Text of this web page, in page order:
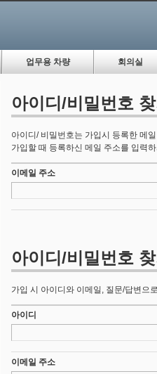
업무용 차량 회의실
아이디/비밀번호
아이디/ 비밀번호는 가입시 등록한 메
가입할 때 등록하신 메일 주소를 입력
이메일 주소
아이디/비밀번호
가입 시 아이디와 이메일, 질문/답변으
아이디
이메일 주소